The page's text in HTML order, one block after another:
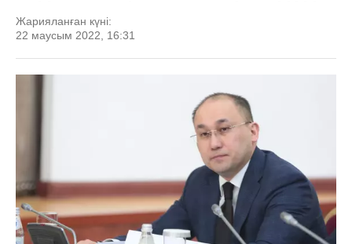
Жарияланған күні:
22 маусым 2022, 16:31